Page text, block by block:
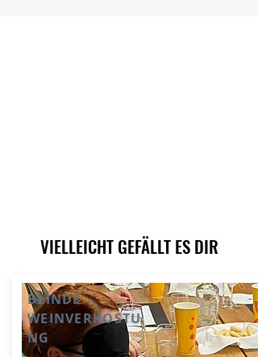
VIELLEICHT GEFÄLLT ES DIR
BLINDE
WEINVERKOSTU
NG